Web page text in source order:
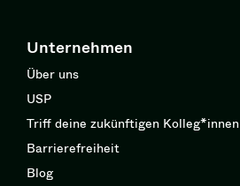
Unternehmen
Über uns
USP
Triff deine zukünftigen Kolleg*innen
Barrierefreiheit
Blog